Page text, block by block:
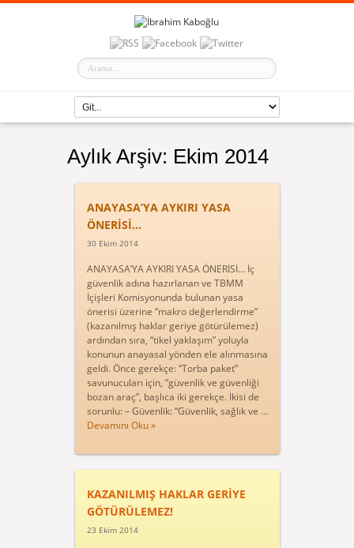
Aylık Arşiv: Ekim 2014
ANAYASA’YA AYKIRI YASA
ÖNERİSİ…
30 Ekim 2014
ANAYASA’YA AYKIRI YASA ÖNERİSİ… İç
güvenlik adına hazırlanan ve TBMM
İçişleri Komisyonunda bulunan yasa
önerisi üzerine “makro değerlendirme”
(kazanılmış haklar geriye götürülemez)
ardından sıra, “tikel yaklaşım” yoluyla
konunun anayasal yönden ele alınmasına
geldi. Önce gerekçe: “Torba paket”
savunucuları için, “güvenlik ve güvenliği
bozan araç”, başlıca iki gerekçe. İkisi de
sorunlu: – Güvenlik: “Güvenlik, sağlık ve ...
Devamını Oku »
KAZANILMIŞ HAKLAR GERİYE
GÖTÜRÜLEMEZ!
23 Ekim 2014